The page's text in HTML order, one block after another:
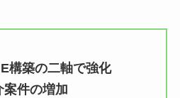
構築の二軸で強化
案件の増加